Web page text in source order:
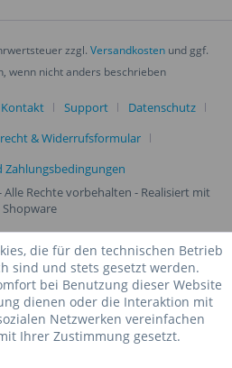
zzgl. Versandkosten und ggf.
wenn nicht anders beschrieben
Kontakt Support
Datenschutz
& Widerrufsformular
Zahlungsbedingungen
Rechte vorbehalten - Realisiert mit
Shopware
die für den technischen Betrieb
sind und stets gesetzt werden.
bei Benutzung dieser Website
dienen oder die Interaktion mit
Netzwerken vereinfachen
Ihrer Zustimmung gesetzt.